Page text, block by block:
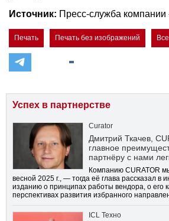
Источник: Пресс-служба
Печать Печать без изображений
Успех в партнерстве
Curator
Дмитрий Ткачев,
главное
партнёру с нами
Компанию CURATOR
весной 2025 г., — тогда её глава рассказал в
изданию о принципах работы вендора, о его
перспективах развития избранного
ICL Техно